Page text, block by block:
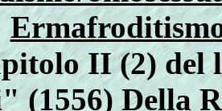
II (2) del
(1556) Della